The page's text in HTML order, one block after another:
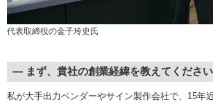
代表取締役の金子玲史氏
― まず、貴社の創業経緯を教えてください
私が大手出力ベンダーやサイン製作会社で、15年